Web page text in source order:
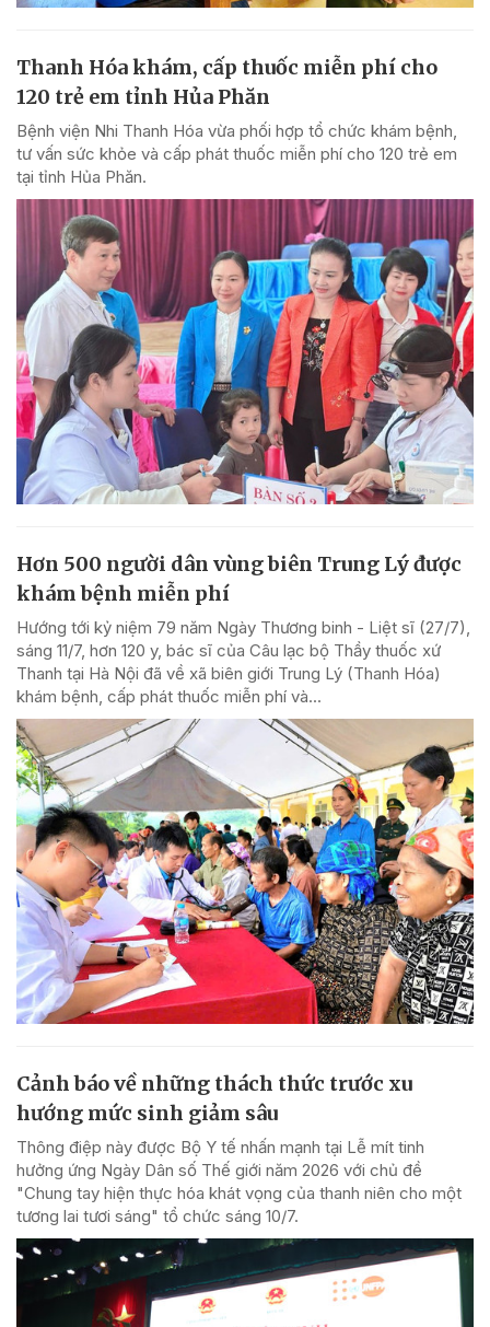
Thanh Hóa khám, cấp thuốc miễn phí cho
120 trẻ em tỉnh Hủa Phăn
Bệnh viện Nhi Thanh Hóa vừa phối hợp tổ chức khám bệnh,
tư vấn sức khỏe và cấp phát thuốc miễn phí cho 120 trẻ em
tại tỉnh Hủa Phăn.
Hơn 500 người dân vùng biên Trung Lý được
khám bệnh miễn phí
Hướng tới kỷ niệm 79 năm Ngày Thương binh - Liệt sĩ (27/7),
sáng 11/7, hơn 120 y, bác sĩ của Câu lạc bộ Thầy thuốc xứ
Thanh tại Hà Nội đã về xã biên giới Trung Lý (Thanh Hóa)
khám bệnh, cấp phát thuốc miễn phí và...
Cảnh báo về những thách thức trước xu
hướng mức sinh giảm sâu
Thông điệp này được Bộ Y tế nhấn mạnh tại Lễ mít tinh
hưởng ứng Ngày Dân số Thế giới năm 2026 với chủ đề
"Chung tay hiện thực hóa khát vọng của thanh niên cho một
tương lai tươi sáng" tổ chức sáng 10/7.